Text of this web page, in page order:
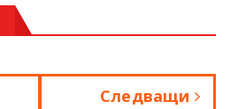
Следващи